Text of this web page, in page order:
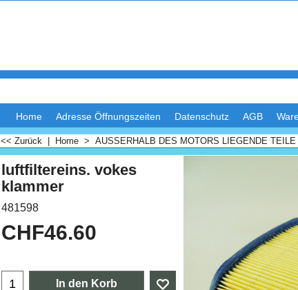
Home Adresse Öffnungszeiten Datenschutz AGB
<< Zurück Home > AUSSERHALB DES MOTORS LIEGENDE TEILE
luftfiltereins. vokes
klammer
481598
CHF46.60
In den Korb